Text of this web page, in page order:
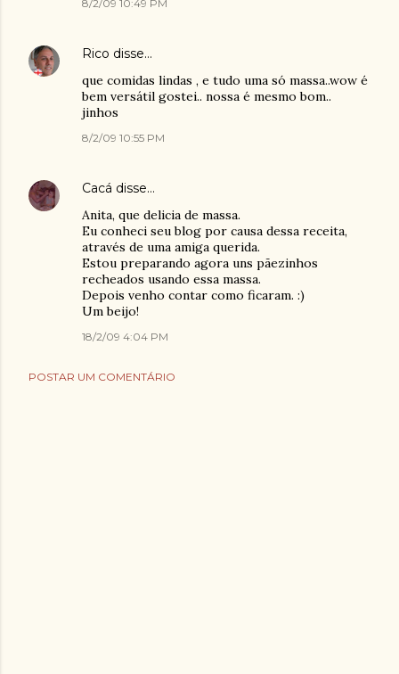
8/2/09 10:49 PM
Rico disse…
que comidas lindas , e tudo uma só massa..wow é
bem versátil gostei.. nossa é mesmo bom..
jinhos
8/2/09 10:55 PM
Cacá disse…
Anita, que delicia de massa.
Eu conheci seu blog por causa dessa receita,
através de uma amiga querida.
Estou preparando agora uns pãezinhos
recheados usando essa massa.
Depois venho contar como ficaram. :)
Um beijo!
18/2/09 4:04 PM
POSTAR UM COMENTÁRIO